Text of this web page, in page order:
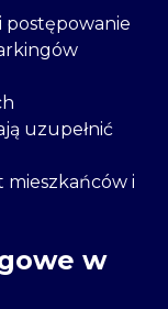
postępowanie
uzupełnić
i
w